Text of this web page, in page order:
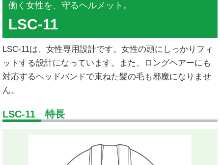
働く女性を、守るヘルメット。
LSC-11
LSC-11は、女性専用設計です。女性の頭にしっかりフィ
ットする設計になっています。また、ロングヘアーにも
対応するヘッドバンドで束ねた髪の毛も邪魔になりませ
ん。
LSC-11 特長